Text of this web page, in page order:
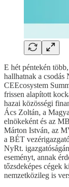
E hét péntekén
hallhatnak a csodás
CEEcosystem
frissen alapított
hazai közösségi
Ács Zoltán, a
elnökeként és az
Márton István, az
a BÉT
NyRt.
eseményt, annak
tőzsdeképes cégek
nemzetközileg is